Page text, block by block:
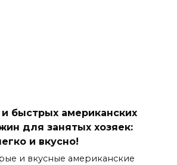
быстрых американских
для занятых хозяек:
и вкусно!
и вкусные американские